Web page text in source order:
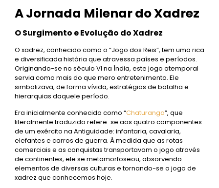
A Jornada Milenar do Xadrez
O Surgimento e Evolução do Xadrez
O xadrez, conhecido como o “Jogo dos Reis”, tem uma rica
e diversificada história que atravessa países e períodos.
Originando-se no século VI na Índia, este jogo atemporal
servia como mais do que mero entretenimento. Ele
simbolizava, de forma vívida, estratégias de batalha e
hierarquias daquele período.
Era inicialmente conhecido como “Chaturanga”, que
literalmente traduzido refere-se aos quatro componentes
de um exército na Antiguidade: infantaria, cavalaria,
elefantes e carros de guerra. À medida que as rotas
comerciais e as conquistas transportavam o jogo através
de continentes, ele se metamorfoseou, absorvendo
elementos de diversas culturas e tornando-se o jogo de
xadrez que conhecemos hoje.